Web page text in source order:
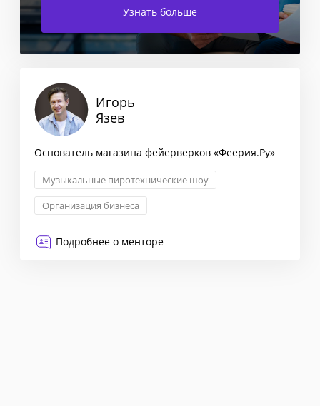
Узнать больше
Игорь
Язев
Основатель магазина фейерверков «Феерия.Ру»
Музыкальные пиротехнические шоу
Организация бизнеса
Подробнее о менторе